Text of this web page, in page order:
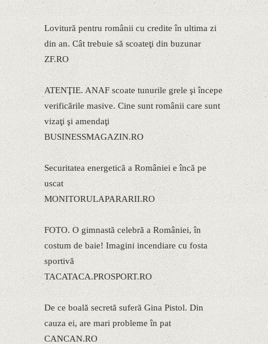
Lovitură pentru românii cu credite în ultima zi
din an. Cât trebuie să scoateţi din buzunar
ZF.RO
ATENŢIE. ANAF scoate tunurile grele şi începe
verificările masive. Cine sunt românii care sunt
vizaţi şi amendaţi
BUSINESSMAGAZIN.RO
Securitatea energetică a României e încă pe
uscat
MONITORULAPARARII.RO
FOTO. O gimnastă celebră a României, în
costum de baie! Imagini incendiare cu fosta
sportivă
TACATACA.PROSPORT.RO
De ce boală secretă suferă Gina Pistol. Din
cauza ei, are mari probleme în pat
CANCAN.RO